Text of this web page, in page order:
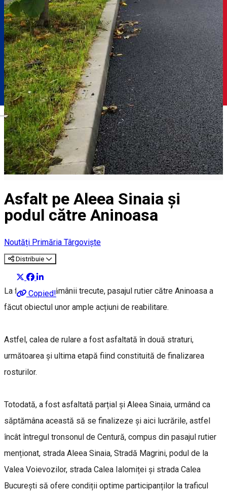
Română
Asfalt pe Aleea Sinaia și
podul către Aninoasa
Noutăți Primăria Târgoviște
Distribuie
Copied!
La finalul săptămânii trecute, pasajul rutier către Aninoasa a
făcut obiectul unor ample acțiuni de reabilitare.
Astfel, calea de rulare a fost asfaltată în două straturi,
următoarea și ultima etapă fiind constituită de finalizarea
rosturilor.
Totodată, a fost asfaltată parțial și Aleea Sinaia, urmând ca
săptămâna această să se finalizeze și aici lucrările, astfel
încât întregul tronsonul de Centură, compus din pasajul rutier
menționat, strada Aleea Sinaia, Stradă Magrini, podul de la
Valea Voievozilor, strada Calea Ialomiței și strada Calea
București să ofere condiții optime participanților la traficul